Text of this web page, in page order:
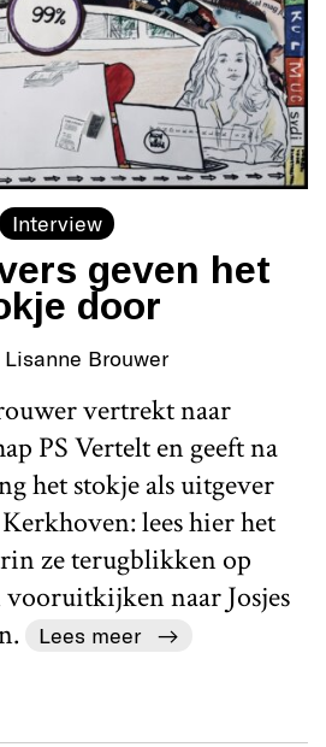
Interview
geven het
door
Lisanne Brouwer
vertrekt naar
PS Vertelt en geeft na
het stokje als uitgever
lees hier het
ze terugblikken op
naar Josjes
Lees meer